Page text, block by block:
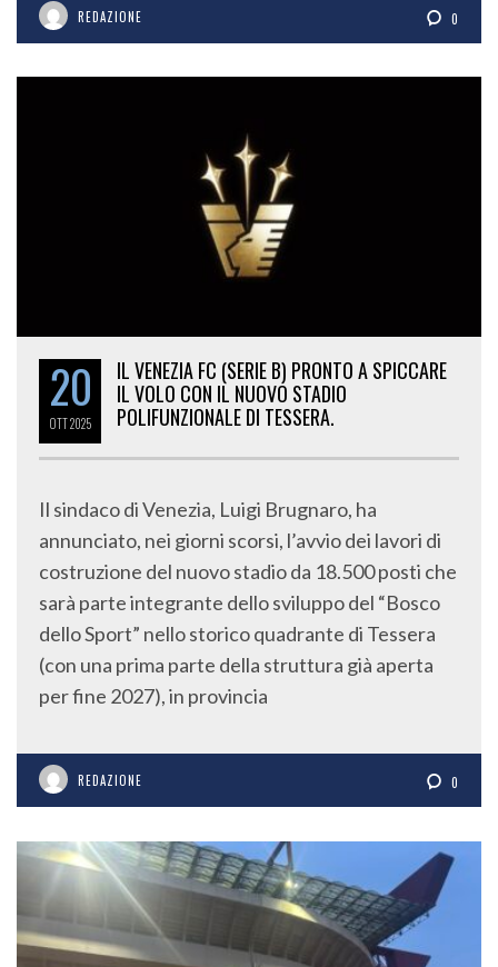
REDAZIONE 0
20
OTT2025
IL VENEZIA FC (SERIE B) PRONTO A SPICCARE
IL VOLO CON IL NUOVO STADIO
POLIFUNZIONALE DI TESSERA.
Il sindaco di Venezia, Luigi Brugnaro, ha
annunciato, nei giorni scorsi, l’avvio dei lavori di
costruzione del nuovo stadio da 18.500 posti che
sarà parte integrante dello sviluppo del “Bosco
dello Sport” nello storico quadrante di Tessera
(con una prima parte della struttura già aperta
per fine 2027), in provincia
REDAZIONE 0